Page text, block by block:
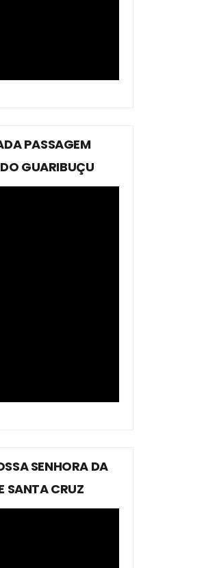
PASSAGEM
GUARIBUÇU
SENHORA DA
SANTA CRUZ